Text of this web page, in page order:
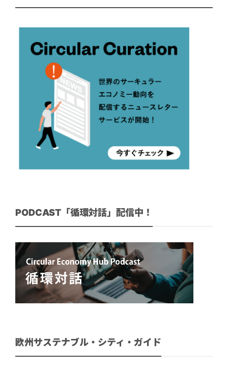
PODCAST「循環対話」配信中！
欧州サステナブル・シティ・ガイド